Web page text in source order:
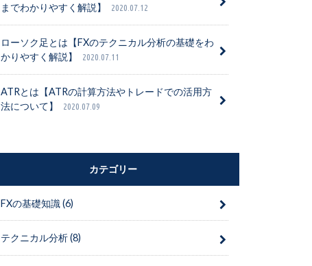
までわかりやすく解説】
2020.07.12
ローソク足とは【FXのテクニカル分析の基礎をわ
かりやすく解説】
2020.07.11
ATRとは【ATRの計算方法やトレードでの活用方
法について】
2020.07.09
カテゴリー
FXの基礎知識(6)
テクニカル分析(8)